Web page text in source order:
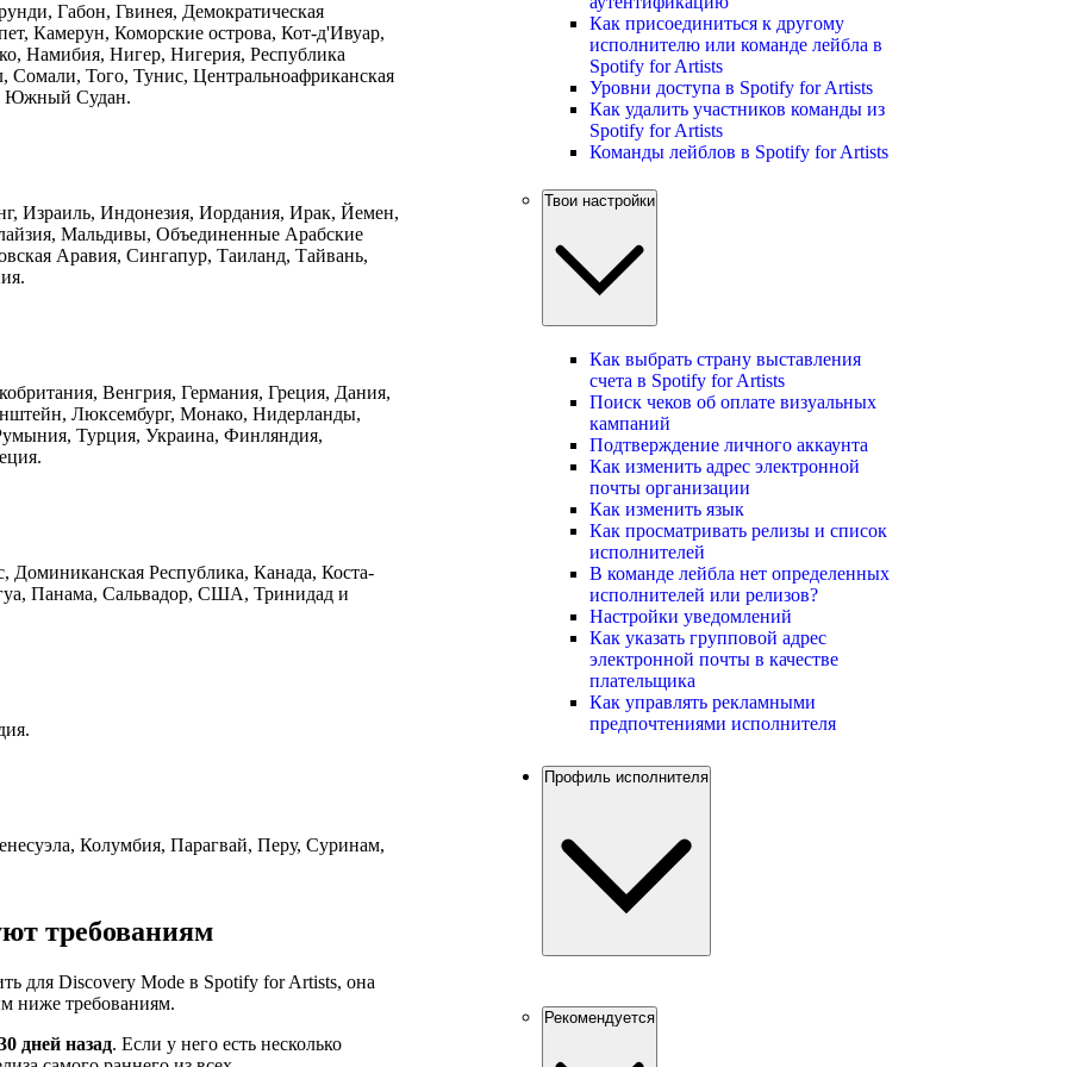
Габон, Гвинея, Демократическая
Камерун, Коморские острова, Кот-д'Ивуар,
Намибия, Нигер, Нигерия, Республика
Того, Тунис, Центральноафриканская
Южный Судан.
Израиль, Индонезия, Иордания, Ирак, Йемен,
Мальдивы, Объединенные Арабские
Аравия, Сингапур, Таиланд, Тайвань,
Венгрия, Германия, Греция, Дания,
Люксембург, Монако, Нидерланды,
Турция, Украина, Финляндия,
Доминиканская Республика, Канада, Коста-
Панама, Сальвадор, США, Тринидад и
Колумбия, Парагвай, Перу, Суринам,
требованиям
для Discovery Mode в Spotify for Artists, она
ниже требованиям.
дней назад. Если у него есть несколько
Как присоединиться к другому
исполнителю или команде лейбла в
Spotify for Artists
Уровни доступа в Spotify for Artists
Как удалить участников команды из
Spotify for Artists
Команды лейблов в Spotify for Artists
Твои настройки
Как выбрать страну выставления
счета в Spotify for Artists
Поиск чеков об оплате визуальных
кампаний
Подтверждение личного аккаунта
Как изменить адрес электронной
почты организации
Как изменить язык
Как просматривать релизы и список
исполнителей
В команде лейбла нет определенных
исполнителей или релизов?
Настройки уведомлений
Как указать групповой адрес
электронной почты в качестве
плательщика
Как управлять рекламными
предпочтениями исполнителя
Профиль исполнителя
Рекомендуется